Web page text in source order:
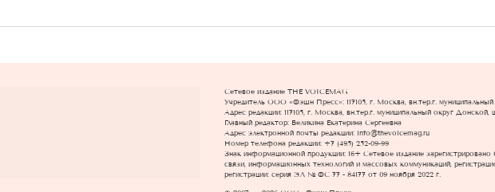
Сетевое издание THE VOICEMAG
Учредитель ООО «Фэшн Пресс»: 117105, г. Москва, вн.тер.г.
Адрес редакции: 117105, г. Москва, вн.тер.г. муниципальный округ
Главный редактор: Великина Екатерина Сергеевна
Адрес электронной почты редакции: info@thevoicemag.ru
Номер телефона редакции: +7 (495) 252-09-99
Знак информационной продукции: 16+ Cетевое издание
связи, информационных технологий и массовых коммуникаций,
регистрации: серия ЭЛ № ФС 77 - 84177 от 09 ноября 2022 г.